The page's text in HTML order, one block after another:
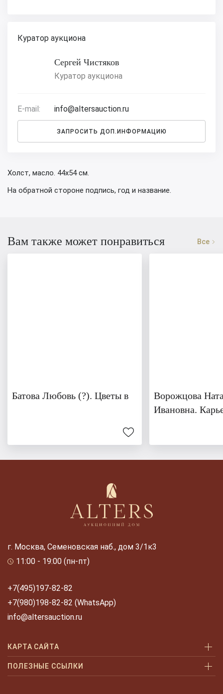
Куратор аукциона
Сергей Чистяков
Куратор аукциона
E-mail: info@altersauction.ru
ЗАПРОСИТЬ ДОП.ИНФОРМАЦИЮ
Холст, масло. 44х54 см.
На обратной стороне подпись, год и название.
Вам также может понравиться Все
Батова Любовь (?). Цветы в
Ворожцова
Ивановна.
г. Москва, Семеновская наб., дом 3/1к3
11:00 - 19:00 (пн-пт)
+7(495)197-82-82
+7(980)198-82-82 (WhatsApp)
info@altersauction.ru
КАРТА САЙТА
Аукционы
ПОЛЕЗНЫЕ ССЫЛКИ